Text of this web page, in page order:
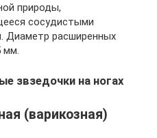
природы,
сосудистыми
Диаметр расширенных
мм.
звзедочки на ногах
(варикозная)